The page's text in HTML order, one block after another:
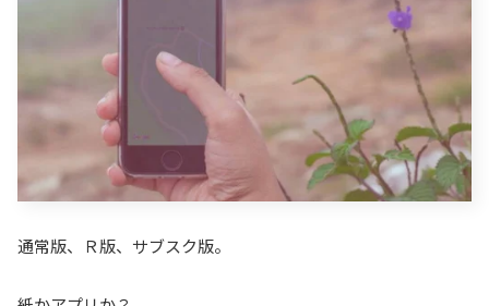
通常版、Ｒ版、サブスク版。